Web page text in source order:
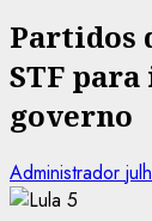
Partidos
STF
governo
Administrador